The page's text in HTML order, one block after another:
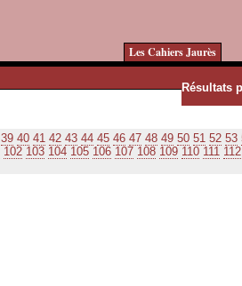
Les Cahiers Jaurès
Résultats
39 40 41 42 43 44 45 46 47 48 49 50 51 52 53
102 103 104 105 106 107 108 109 110 111 112